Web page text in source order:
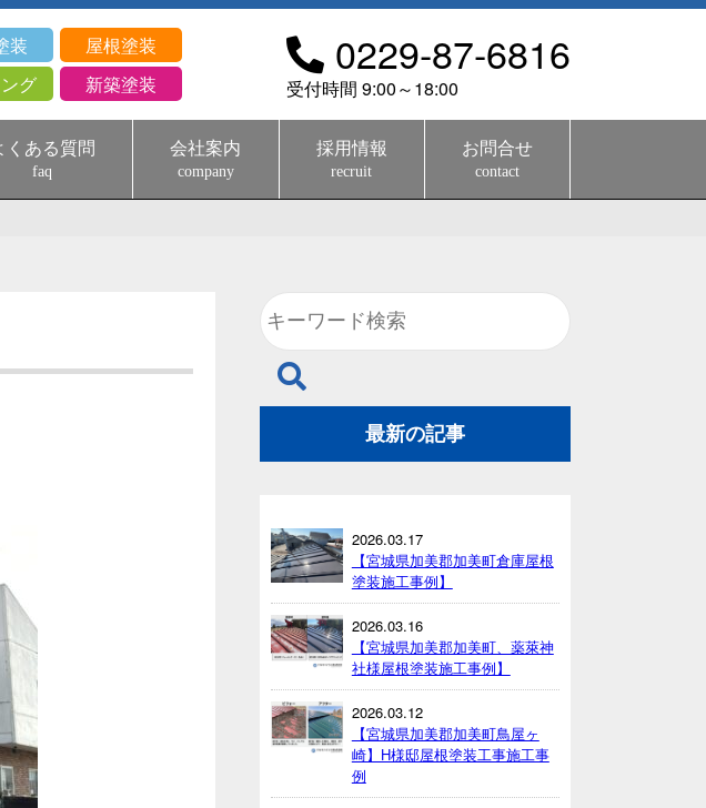
装
屋根塗装
グ
新築塗装
0229-87-6816
受付時間 9:00～18:00
くある質問
faq
会社案内
company
採用情報
recruit
お問合せ
contact
最新の記事
2026.03.17
【宮城県加美郡加美町倉庫屋根
塗装施工事例】
2026.03.16
【宮城県加美郡加美町、薬萊神
社様屋根塗装施工事例】
2026.03.12
【宮城県加美郡加美町鳥屋ヶ
崎】H様邸屋根塗装工事施工事
例